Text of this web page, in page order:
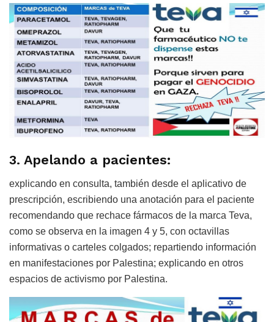
3. Apelando a pacientes:
explicando en consulta, también desde el aplicativo de
prescripción, escribiendo una anotación para el paciente
recomendando que rechace fármacos de la marca Teva,
como se observa en la imagen 4 y 5, con octavillas
informativas o carteles colgados; repartiendo información
en manifestaciones por Palestina; explicando en otros
espacios de activismo por Palestina.